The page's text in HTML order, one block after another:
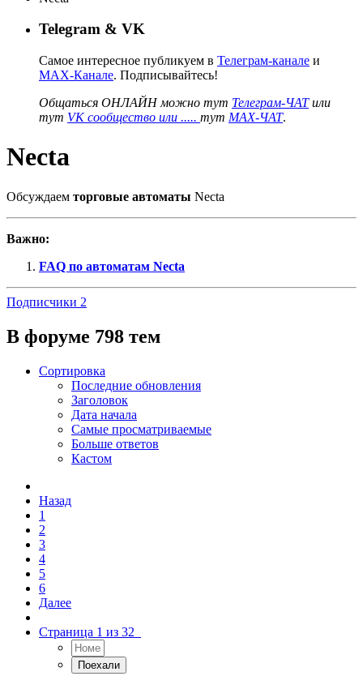
Telegram & VK
Самое интересное публикуем в Телеграм-канале и
MAX-Канале. Подписывайтесь!
Общаться ОНЛАЙН можно тут Телеграм-ЧАТили
тут VK сообщество или ..... тут MAX-ЧАТ.
Necta
Обсуждаем торговые автоматы Necta
Важно:
FAQ по автоматам Necta
Подписчики 2
В форуме 798 тем
Сортировка
Последние обновления
Заголовок
Дата начала
Самые просматриваемые
Больше ответов
Кастом
Назад
1
2
3
4
5
6
Далее
Страница 1 из 32